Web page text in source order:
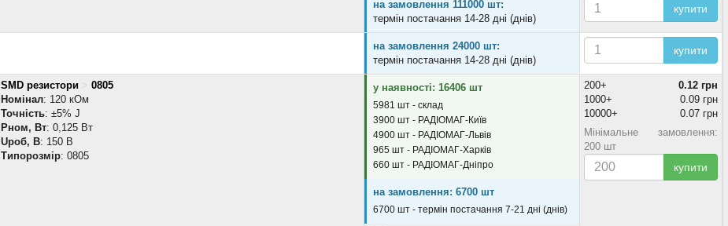
на замовлення 111000 шт:
термін постачання 14-28 дні (днів)
купити
на замовлення 24000 шт:
термін постачання 14-28 дні (днів)
купити
SMD резистори > 0805
Номінал: 120 кОм
Точність: ±5% J
Pном, Вт: 0,125 Вт
Uроб, В: 150 В
Типорозмір: 0805
у наявності: 16406 шт
5981 шт - склад
3900 шт - РАДІОМАГ-Київ
4900 шт - РАДІОМАГ-Львів
965 шт - РАДІОМАГ-Харків
660 шт - РАДІОМАГ-Дніпро
на замовлення: 6700 шт
6700 шт - термін постачання 7-21 дні (днів)
200+
0.12 грн
1000+
0.09 грн
10000+
0.07 грн
Мінімальне замовлення:
200 шт
купити